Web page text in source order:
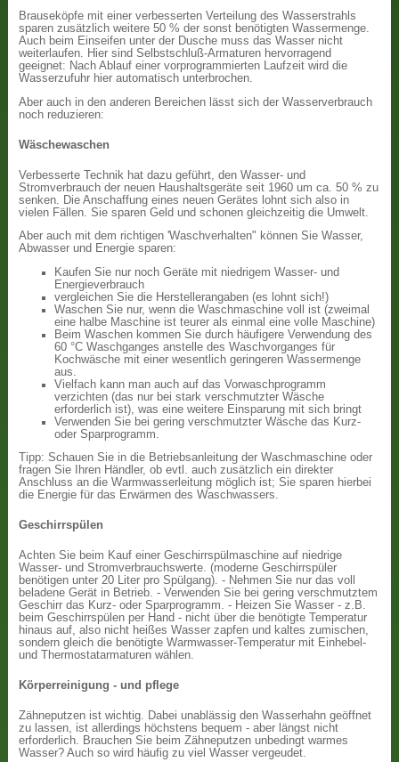
Brauseköpfe mit einer verbesserten Verteilung des Wasserstrahls
sparen zusätzlich weitere 50 % der sonst benötigten Wassermenge.
Auch beim Einseifen unter der Dusche muss das Wasser nicht
weiterlaufen. Hier sind Selbstschluß-Armaturen hervorragend
geeignet: Nach Ablauf einer vorprogrammierten Laufzeit wird die
Wasserzufuhr hier automatisch unterbrochen.
Aber auch in den anderen Bereichen lässt sich der Wasserverbrauch
noch reduzieren:
Wäschewaschen
Verbesserte Technik hat dazu geführt, den Wasser- und
Stromverbrauch der neuen Haushaltsgeräte seit 1960 um ca. 50 % zu
senken. Die Anschaffung eines neuen Gerätes lohnt sich also in
vielen Fällen. Sie sparen Geld und schonen gleichzeitig die Umwelt.
Aber auch mit dem richtigen 'Waschverhalten" können Sie Wasser,
Abwasser und Energie sparen:
Kaufen Sie nur noch Geräte mit niedrigem Wasser- und
Energieverbrauch
vergleichen Sie die Herstellerangaben (es lohnt sich!)
Waschen Sie nur, wenn die Waschmaschine voll ist (zweimal
eine halbe Maschine ist teurer als einmal eine volle Maschine)
Beim Waschen kommen Sie durch häufigere Verwendung des
60 °C Waschganges anstelle des Waschvorganges für
Kochwäsche mit einer wesentlich geringeren Wassermenge
aus.
Vielfach kann man auch auf das Vorwaschprogramm
verzichten (das nur bei stark verschmutzter Wäsche
erforderlich ist), was eine weitere Einsparung mit sich bringt
Verwenden Sie bei gering verschmutzter Wäsche das Kurz-
oder Sparprogramm.
Tipp: Schauen Sie in die Betriebsanleitung der Waschmaschine oder
fragen Sie Ihren Händler, ob evtl. auch zusätzlich ein direkter
Anschluss an die Warmwasserleitung möglich ist; Sie sparen hierbei
die Energie für das Erwärmen des Waschwassers.
Geschirrspülen
Achten Sie beim Kauf einer Geschirrspülmaschine auf niedrige
Wasser- und Stromverbrauchswerte. (moderne Geschirrspüler
benötigen unter 20 Liter pro Spülgang). - Nehmen Sie nur das voll
beladene Gerät in Betrieb. - Verwenden Sie bei gering verschmutztem
Geschirr das Kurz- oder Sparprogramm. - Heizen Sie Wasser - z.B.
beim Geschirrspülen per Hand - nicht über die benötigte Temperatur
hinaus auf, also nicht heißes Wasser zapfen und kaltes zumischen,
sondern gleich die benötigte Warmwasser-Temperatur mit Einhebel-
und Thermostatarmaturen wählen.
Körperreinigung - und pflege
Zähneputzen ist wichtig. Dabei unablässig den Wasserhahn geöffnet
zu lassen, ist allerdings höchstens bequem - aber längst nicht
erforderlich. Brauchen Sie beim Zähneputzen unbedingt warmes
Wasser? Auch so wird häufig zu viel Wasser vergeudet.